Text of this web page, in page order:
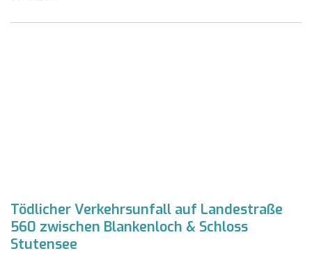
Tödlicher Verkehrsunfall auf Landestraße
560 zwischen Blankenloch & Schloss
Stutensee